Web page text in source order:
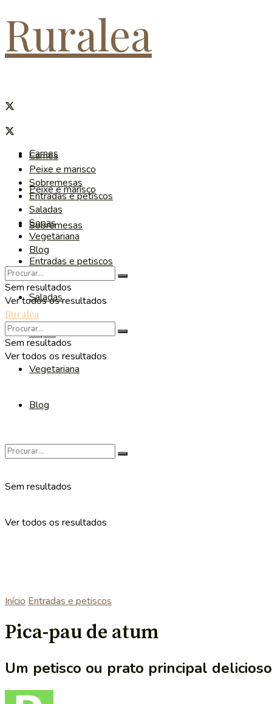
Ruralea
Carnes
Peixe e marisco
Sobremesas
Entradas e petiscos
Saladas
Sopas
Vegetariana
Blog
Sem resultados
Ver todos os resultados
Carnes
Peixe e marisco
Sobremesas
Entradas e petiscos
Saladas
Sopas
Vegetariana
Blog
Sem resultados
Ver todos os resultados
Ruralea
Sem resultados
Ver todos os resultados
Início Entradas e petiscos
Pica-pau de atum
Um petisco ou prato principal